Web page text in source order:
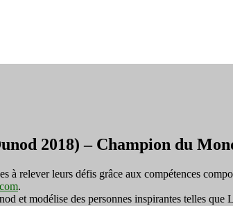
2018) – Champion du
leurs défis grâce aux compétences
.
et modélise des personnes inspirantes telles que